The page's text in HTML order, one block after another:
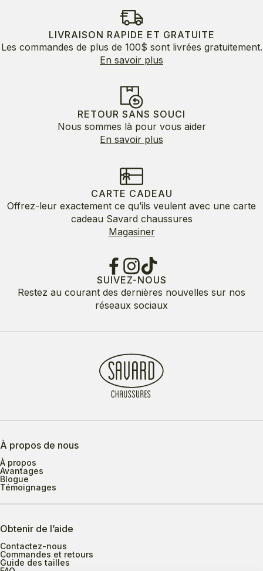
169.00$
LIVRAISON RAPIDE ET GRATUITE
Les commandes de plus de 100$ sont livrées gratuitement.
En savoir plus
RETOUR SANS SOUCI
Nous sommes là pour vous aider
En savoir plus
CARTE CADEAU
Offrez-leur exactement ce qu’ils veulent avec une carte
cadeau Savard chaussures
Magasiner
SUIVEZ-NOUS
Restez au courant des dernières nouvelles sur nos
réseaux sociaux
À propos de nous
À propos
Avantages
Blogue
Témoignages
Obtenir de l’aide
Contactez-nous
Commandes et retours
Guide des tailles